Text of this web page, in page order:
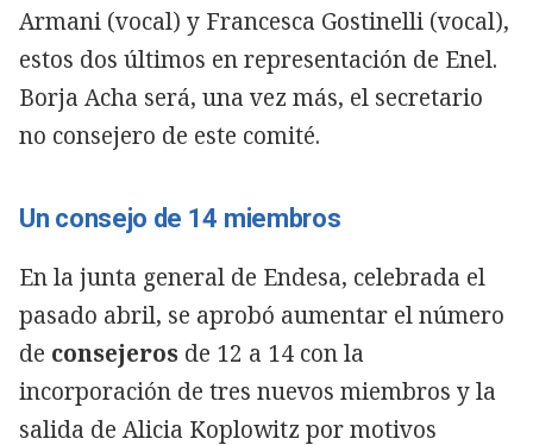
Armani (vocal) y Francesca Gostinelli (vocal),
estos dos últimos en representación de Enel.
Borja Acha será, una vez más, el secretario
no consejero de este comité.
Un consejo de 14 miembros
En la junta general de Endesa, celebrada el
pasado abril, se aprobó aumentar el número
de consejeros de 12 a 14 con la
incorporación de tres nuevos miembros y la
salida de Alicia Koplowitz por motivos